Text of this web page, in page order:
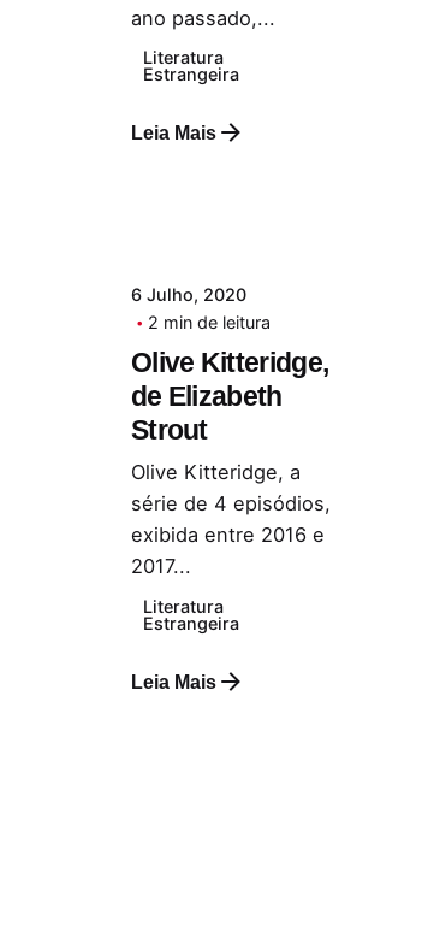
ano passado,...
Literatura
Estrangeira
Leia Mais
6 Julho, 2020
2 min de leitura
Olive Kitteridge,
de Elizabeth
Strout
Olive Kitteridge, a
série de 4 episódios,
exibida entre 2016 e
2017...
Literatura
Estrangeira
Leia Mais